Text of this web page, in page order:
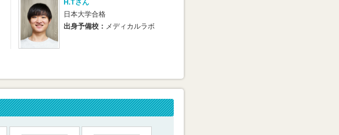
H.Tさん
日本大学合格
出身予備校： メディカルラボ